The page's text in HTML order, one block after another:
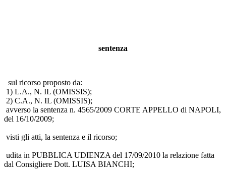
sentenza
sul ricorso proposto da:
1) L.A., N. IL (OMISSIS);
2) C.A., N. IL (OMISSIS);
avverso la sentenza n. 4565/2009 CORTE APPELLO di NAPOLI,
del 16/10/2009;
visti gli atti, la sentenza e il ricorso;
udita in PUBBLICA UDIENZA del 17/09/2010 la relazione fatta
dal Consigliere Dott. LUISA BIANCHI;